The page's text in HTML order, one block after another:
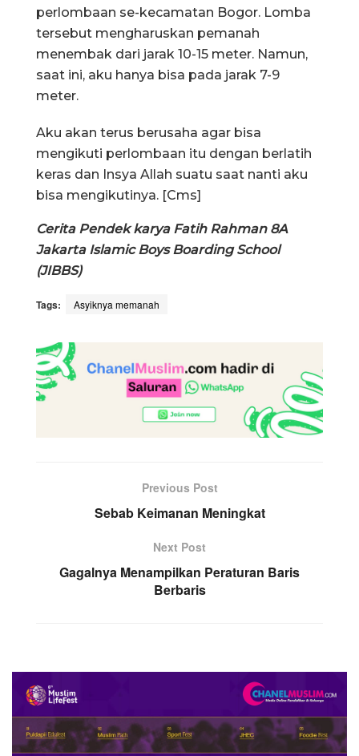
perlombaan se-kecamatan Bogor. Lomba
tersebut mengharuskan pemanah
menembak dari jarak 10-15 meter. Namun,
saat ini, aku hanya bisa pada jarak 7-9
meter.
Aku akan terus berusaha agar bisa
mengikuti perlombaan itu dengan berlatih
keras dan Insya Allah suatu saat nanti aku
bisa mengikutinya. [Cms]
Cerita Pendek karya Fatih Rahman 8A
Jakarta Islamic Boys Boarding School
(JIBBS)
Tags: Asyiknya memanah
Previous Post
Sebab Keimanan Meningkat
Next Post
Gagalnya Menampilkan Peraturan Baris
Berbaris